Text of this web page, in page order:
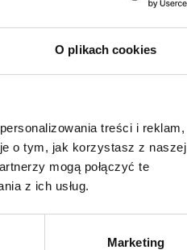
O plikach cookies
treści i reklam,
o tym, jak korzystasz z naszej
mogą połączyć te
z ich usług.
Marketing
HOOD: KONIEC LEGENDY
kup bilet